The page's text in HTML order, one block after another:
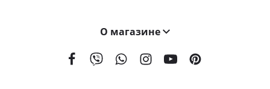
О магазине